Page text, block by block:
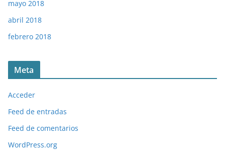
mayo 2018
abril 2018
febrero 2018
Meta
Acceder
Feed de entradas
Feed de comentarios
WordPress.org